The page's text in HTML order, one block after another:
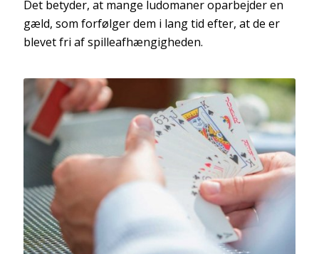
Det betyder, at mange ludomaner oparbejder en
gæld, som forfølger dem i lang tid efter, at de er
blevet fri af spilleafhængigheden.